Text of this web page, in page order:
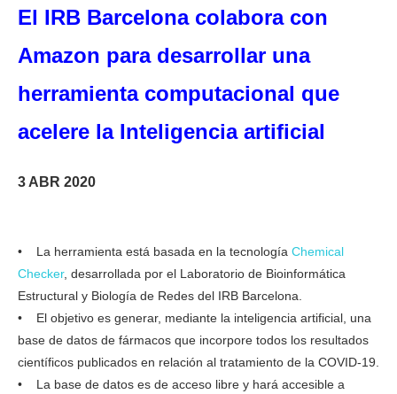
El IRB Barcelona colabora con
Amazon para desarrollar una
herramienta computacional que
acelere la Inteligencia artificial
3 ABR 2020
• La herramienta está basada en la tecnología Chemical
Checker, desarrollada por el Laboratorio de Bioinformática
Estructural y Biología de Redes del IRB Barcelona.
• El objetivo es generar, mediante la inteligencia artificial, una
base de datos de fármacos que incorpore todos los resultados
científicos publicados en relación al tratamiento de la COVID-19.
• La base de datos es de acceso libre y hará accesible a